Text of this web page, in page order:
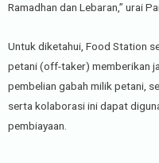
Ramadhan dan Lebaran,” urai
Untuk diketahui, Food Station
petani (off-taker) memberikan
pembelian gabah milik petani,
serta kolaborasi ini dapat
pembiayaan.